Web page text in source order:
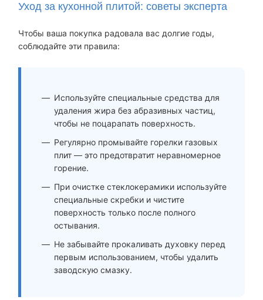
Уход за кухонной плитой: советы эксперта
Чтобы ваша покупка радовала вас долгие годы,
соблюдайте эти правила:
Используйте специальные средства для
удаления жира без абразивных частиц,
чтобы не поцарапать поверхность.
Регулярно промывайте горелки газовых
плит — это предотвратит неравномерное
горение.
При очистке стеклокерамики используйте
специальные скребки и чистите
поверхность только после полного
остывания.
Не забывайте прокаливать духовку перед
первым использованием, чтобы удалить
заводскую смазку.